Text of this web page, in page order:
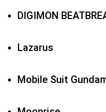
DIGIMON
Lazarus
Mobile Suit